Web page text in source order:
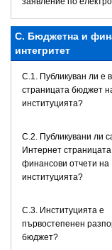
C. Бюджетна и
интегритет
C.1. Публикуван ли е
страницата бюджет
институцията?
C.2. Публикувани ли
Интернет
финансови отчети на
институцията?
C.3. Институцията е
първостепенен
бюджет?